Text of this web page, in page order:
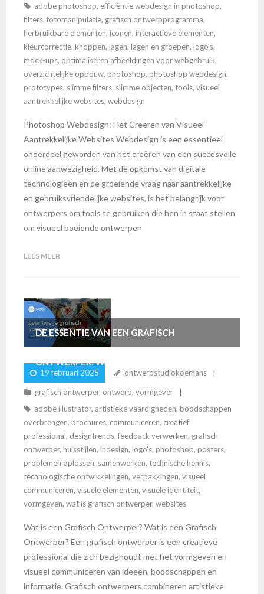
adobe photoshop, efficiëntie webdesign in photoshop,
filters, fotomanipulatie, grafisch ontwerpprogramma,
herbruikbare elementen, iconen, interactieve elementen,
kleurcorrectie, knoppen, lagen, lagen en groepen, logo's,
mock-ups, optimaliseren afbeeldingen voor webgebruik,
overzichtelijke opbouw, photoshop, photoshop webdesign,
prototypes, slimme filters, slimme objecten, tools, visueel
aantrekkelijke websites, webdesign
Photoshop Webdesign: Het Creëren van Visueel
Aantrekkelijke Websites Webdesign is een essentieel
onderdeel geworden van het creëren van een succesvolle
online aanwezigheid. Met de opkomst van digitale
technologieën en de groeiende vraag naar aantrekkelijke
en gebruiksvriendelijke websites, is het belangrijk voor
ontwerpers om tools te gebruiken die hen in staat stellen
om visueel boeiende ontwerpen
LEES MEER
DE ESSENTIE VAN EEN GRAFISCH
ONTWERPER: WAT DOET EEN GRAFISCH
ONTWERPER PRECIES?
19 februari 2025 ontwerpstudiokoemans
grafisch ontwerper, ontwerp, vormgever
adobe illustrator, artistieke vaardigheden, boodschappen
overbrengen, brochures, communiceren, creatief
professional, designtrends, feedback verwerken, grafisch
ontwerper, huisstijlen, indesign, logo's, photoshop, posters,
problemen oplossen, samenwerken, technische kennis,
technologische ontwikkelingen, verpakkingen, visueel
communiceren, visuele elementen, visuele identiteit,
vormgeven, wat is grafisch ontwerper, websites
Wat is een Grafisch Ontwerper? Wat is een Grafisch
Ontwerper? Een grafisch ontwerper is een creatieve
professional die zich bezighoudt met het vormgeven en
visueel communiceren van ideeën, boodschappen en
informatie. Grafisch ontwerpers combineren artistieke